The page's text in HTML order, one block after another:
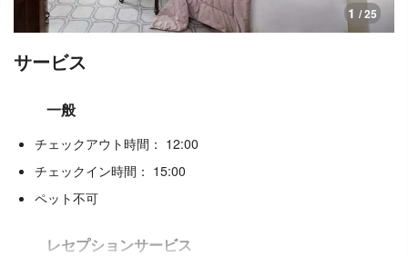
1 / 25
サービス
一般
チェックアウト時間： 12:00
チェックイン時間： 15:00
ペット不可
レセプションサービス